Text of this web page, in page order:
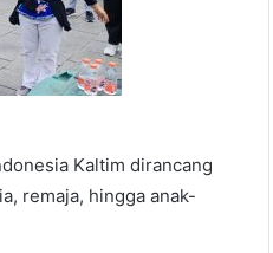
Kaltim dirancang
remaja, hingga anak-